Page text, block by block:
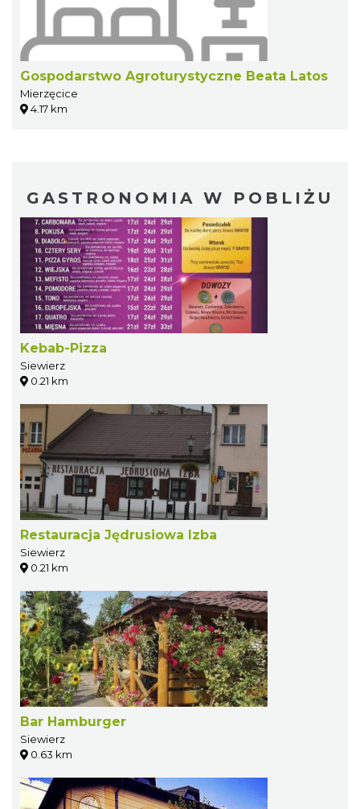
Gospodarstwo Agroturystyczne Beata Latos
Mierzęcice
4.17 km
GASTRONOMIA W POBLIŻU
Kebab-Pizza
Siewierz
0.21 km
Restauracja Jędrusiowa Izba
Siewierz
0.21 km
Bar Hamburger
Siewierz
0.63 km